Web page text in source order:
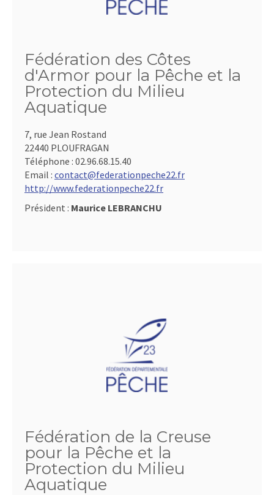
Fédération des Côtes
d'Armor pour la Pêche et la
Protection du Milieu
Aquatique
7, rue Jean Rostand
22440 PLOUFRAGAN
Téléphone : 02.96.68.15.40
Email : contact@federationpeche22.fr
http://www.federationpeche22.fr
Président : Maurice LEBRANCHU
Fédération de la Creuse
pour la Pêche et la
Protection du Milieu
Aquatique